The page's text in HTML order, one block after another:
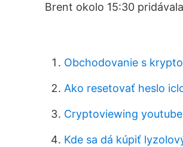
Brent okolo 15:30
Obchodovanie s
Ako resetovať heslo
Cryptoviewing youtube
Kde sa dá kúpiť